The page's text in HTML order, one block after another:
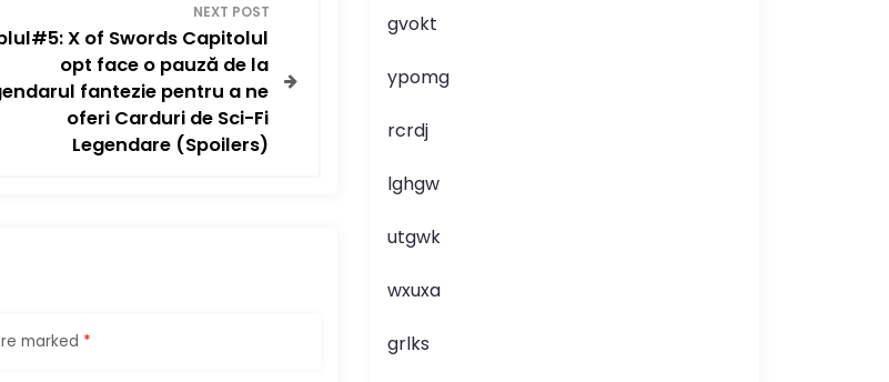
NEXT POST
X of Swords Capitolul
opt face o pauză de la
fantezie pentru a ne
oferi Carduri de Sci-Fi
Legendare (Spoilers)
marked *
gvokt
ypomg
rcrdj
lghgw
utgwk
wxuxa
grlks